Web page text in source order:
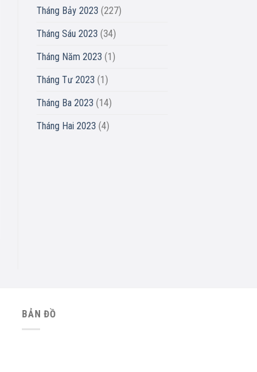
Tháng Bảy 2023 (227)
Tháng Sáu 2023 (34)
Tháng Năm 2023 (1)
Tháng Tư 2023 (1)
Tháng Ba 2023 (14)
Tháng Hai 2023 (4)
BẢN ĐỒ